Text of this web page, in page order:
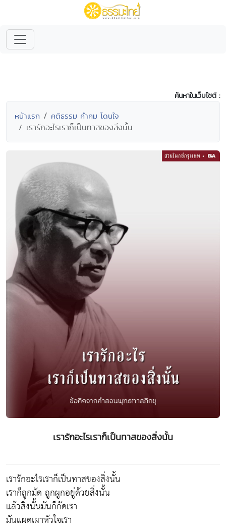
ค้นหาในเว็บไซต์ :
หน้าแรก คติธรรม คำคม โดนใจ
เรารักอะไรเราก็เป็นทาสของสิ่งนั้น
เรารักอะไรเราก็เป็นทาสของสิ่งนั้น
เรารักอะไรเราก็เป็นทาสของสิ่งนั้น
เราก็ถูกมัด ถูกผูกอยู่ด้วยสิ่งนั้น
แล้วสิ่งนั้นมันก็กัดเรา
มันแผดเผาหัวใจเรา